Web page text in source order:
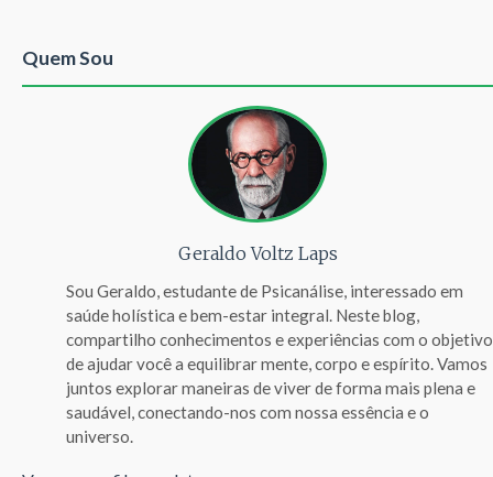
Quem Sou
Geraldo Voltz Laps
Sou Geraldo, estudante de Psicanálise, interessado em
saúde holística e bem-estar integral. Neste blog,
compartilho conhecimentos e experiências com o objetivo
de ajudar você a equilibrar mente, corpo e espírito. Vamos
juntos explorar maneiras de viver de forma mais plena e
saudável, conectando-nos com nossa essência e o
universo.